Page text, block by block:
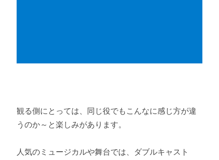
観る側にとっては、同じ役でもこんなに感じ方が違
うのか～と楽しみがあります。
人気のミュージカルや舞台では、ダブルキャスト